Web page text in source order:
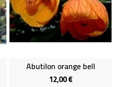
Abutilon orange bell
12,00 €Prix